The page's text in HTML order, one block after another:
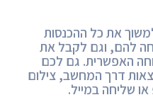
את כל ההכנסות
להם, וגם לקבל את
האפשרית. גם לכם
דרך המחשב, צילום
שליחה במייל.